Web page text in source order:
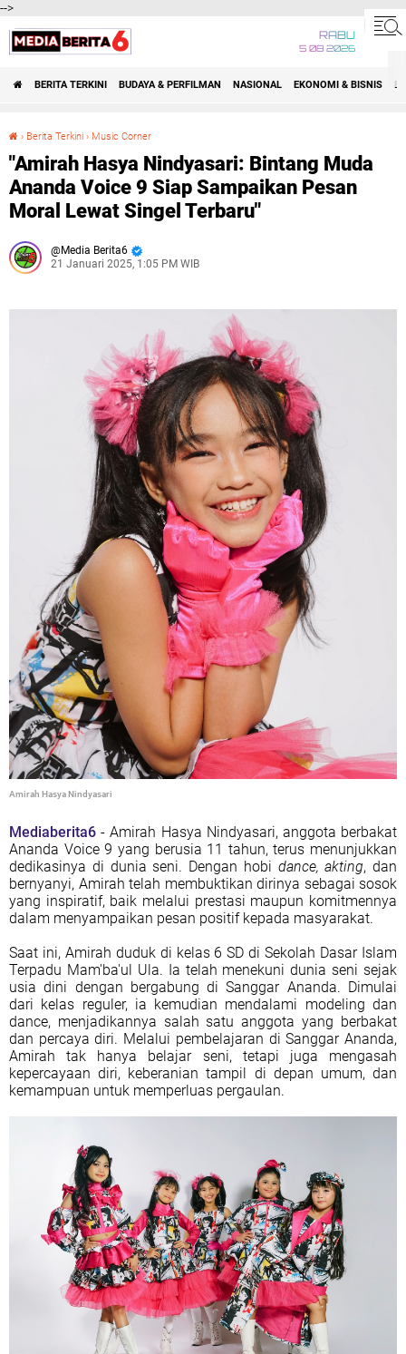
-->
RABU
5 08 2026
BERITA TERKINI BUDAYA & PERFILMAN NASIONAL EKONOMI & BISNIS
› Berita Terkini › Music Corner
"Amirah Hasya Nindyasari: Bintang Muda
Ananda Voice 9 Siap Sampaikan Pesan
Moral Lewat Singel Terbaru"
Media Berita6
21 Januari 2025, 1:05 PM WIB
Amirah Hasya Nindyasari
Mediaberita6 - Amirah Hasya Nindyasari, anggota berbakat
Ananda Voice 9 yang berusia 11 tahun, terus menunjukkan
dedikasinya di dunia seni. Dengan hobi dance, akting, dan
bernyanyi, Amirah telah membuktikan dirinya sebagai sosok
yang inspiratif, baik melalui prestasi maupun komitmennya
dalam menyampaikan pesan positif kepada masyarakat.
Saat ini, Amirah duduk di kelas 6 SD di Sekolah Dasar Islam
Terpadu Mam'ba'ul Ula. Ia telah menekuni dunia seni sejak
usia dini dengan bergabung di Sanggar Ananda. Dimulai
dari kelas reguler, ia kemudian mendalami modeling dan
dance, menjadikannya salah satu anggota yang berbakat
dan percaya diri. Melalui pembelajaran di Sanggar Ananda,
Amirah tak hanya belajar seni, tetapi juga mengasah
kepercayaan diri, keberanian tampil di depan umum, dan
kemampuan untuk memperluas pergaulan.